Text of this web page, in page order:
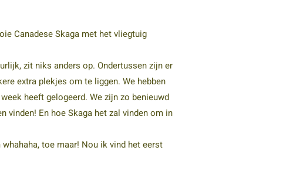
Canadese Skaga met het vliegtuig
zit niks anders op. Ondertussen zijn er
extra plekjes om te liggen. We hebben
heeft gelogeerd. We zijn zo benieuwd
vinden! En hoe Skaga het zal vinden om in
toe maar! Nou ik vind het eerst